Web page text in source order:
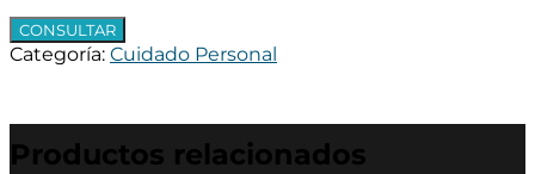
CONSULTAR
Categoría: Cuidado Personal
Productos relacionados